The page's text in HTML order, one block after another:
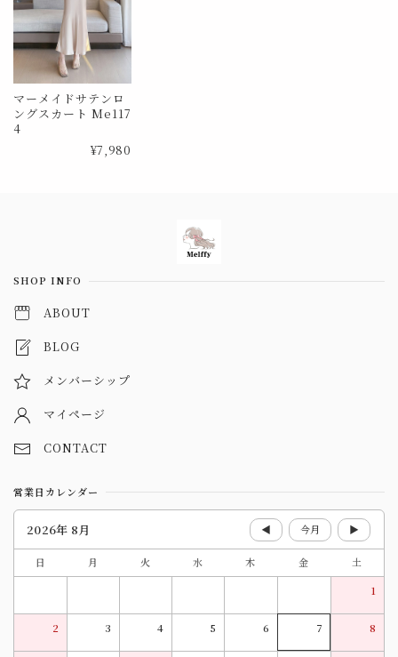
マーメイドサテンロ
ングスカート Me117
4
¥7,980
SHOP INFO
ABOUT
BLOG
メンバーシップ
マイページ
CONTACT
営業日カレンダー
2026年 8月 ◀ 今月 ▶
日 月 火 水 木 金
土
1
2 3 4 5 6 7 8